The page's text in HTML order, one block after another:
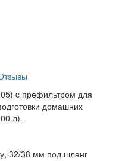
c префильтром для
домашних
л).
32/38 мм под шланг